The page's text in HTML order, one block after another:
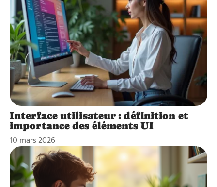
Interface utilisateur : définition et
importance des éléments UI
10 mars 2026